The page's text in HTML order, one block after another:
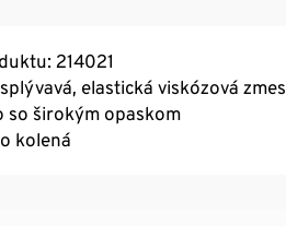
214021
elastická viskózová zmes
so širokým opaskom
kolená